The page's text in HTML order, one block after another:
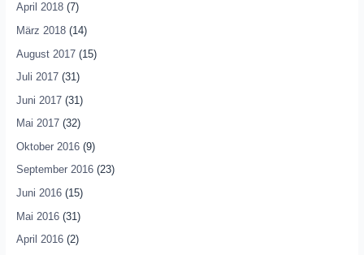
April 2018(7)
März 2018(14)
August 2017(15)
Juli 2017(31)
Juni 2017(31)
Mai 2017(32)
Oktober 2016(9)
September 2016(23)
Juni 2016(15)
Mai 2016(31)
April 2016(2)